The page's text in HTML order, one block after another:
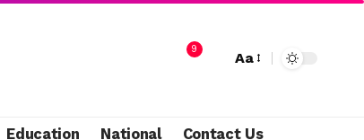
9
Aa
Education National Contact Us